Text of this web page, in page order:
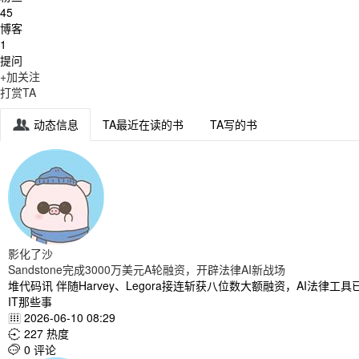
45
博客
1
提问
+加关注
打赏TA
 动态信息 TA最近在读的书 TA写的书
影化了沙
Sandstone完成3000万美元A轮融资，开辟法律AI新战场
堆代码讯 伴随Harvey、Legora接连斩获八位数大额融资，AI法律工具
IT那些事
 2026-06-10 08:29
 227 热度
 0 评论